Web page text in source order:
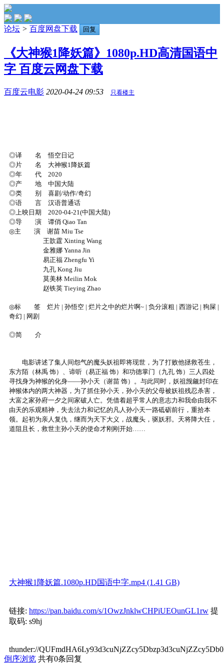
论坛 > 百度网盘下载 回复
《大神猴1降妖篇》1080p.HD高清国语中
字 百度云网盘下载
百度云电影 2020-04-24 09:53 只看楼主
◎译 名 悟空日记
◎片 名 大神猴1降妖篇
◎年 代 2020
◎产 地 中国大陆
◎类 别 喜剧/动作/奇幻
◎语 言 汉语普通话
◎上映日期 2020-04-21(中国大陆)
◎导 演 谭俏 Qiao Tan
◎主 演 谢苗 Miu Tse
王歆霆 Xinting Wang
金雅娜 Yanna Jin
易正福 Zhengfu Yi
九孔 Kong Jiu
莫美林 Meilin Mok
赵铁英 Tieying Zhao
◎标 签 烂片 | 孙悟空 | 烂片之中的烂片啊~ | 负分滚粗 | 西游记 | 狗屎 |
奇幻 | 网剧
◎简 介
电影讲述了集人间怨气的魔头妖祖即将现世，为了打败他拯救苍生，
东方陌（林禹 饰）、谛听（易正福 饰）和功德掌门（九孔 饰）三人四处
寻找身为神猴的化身——孙小天（谢苗 饰）。与此同时，妖祖觊觎封印在
神猴体内的两大神器，为了抓住孙小天，孙小天的父母被妖祖残忍杀害，
大富之家孙府一夕之间家破人亡。凭借着超乎常人的意志力和我命由我不
由天的乐观精神，失去法力和记忆的凡人孙小天一路砥砺前行，重拾本
领。起初为亲人复仇，继而为天下大义，战魔头，驱妖邪。天将降大任，
道阻且长，救世主孙小天的使命才刚刚开始……
大神猴1降妖篇.1080p.HD国语中字.mp4 (1.41 GB)
链接: https://pan.baidu.com/s/1OwzJnklwCHPiUEOunGL1rw 提
取码: s9hj
thunder://
倒序浏览 共有0条回复